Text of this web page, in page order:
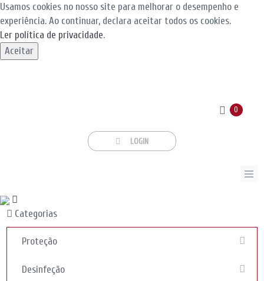
Usamos cookies no nosso site para melhorar o desempenho e
experiência. Ao continuar, declara aceitar todos os cookies.
Ler política de privacidade.
Aceitar
0
LOGIN
Categorias
Proteção
Desinfeção